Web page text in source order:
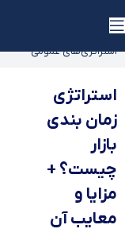
یوتوفارکس
استراتژی‌های عمومی
استراتژی
زمان بندی
بازار
چیست؟ +
مزایا و
معایب آن